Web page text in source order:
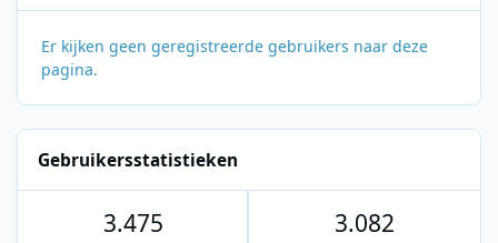
Er kijken geen geregistreerde gebruikers naar deze
pagina.
Gebruikersstatistieken
3.475 3.082